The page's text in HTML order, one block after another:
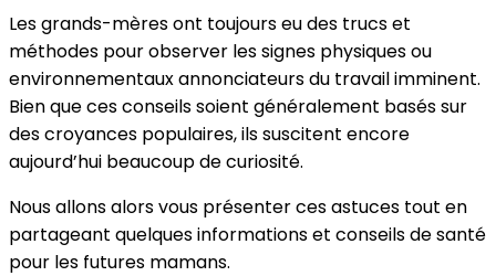
pour
savoir
quand
on
va
Les grands-mères ont toujours eu des trucs et
méthodes pour observer les signes physiques ou
environnementaux annonciateurs du travail imminent.
Bien que ces conseils soient généralement basés sur
des croyances populaires, ils suscitent encore
aujourd’hui beaucoup de curiosité.
Nous allons alors vous présenter ces astuces tout en
partageant quelques informations et conseils de santé
pour les futures mamans.